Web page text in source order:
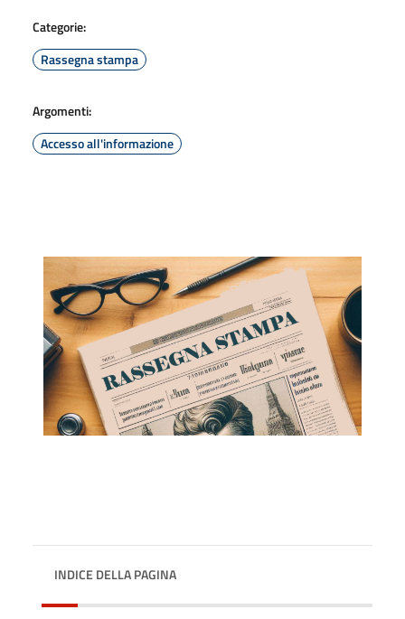
Categorie:
Rassegna stampa
Argomenti:
Accesso all'informazione
INDICE DELLA PAGINA